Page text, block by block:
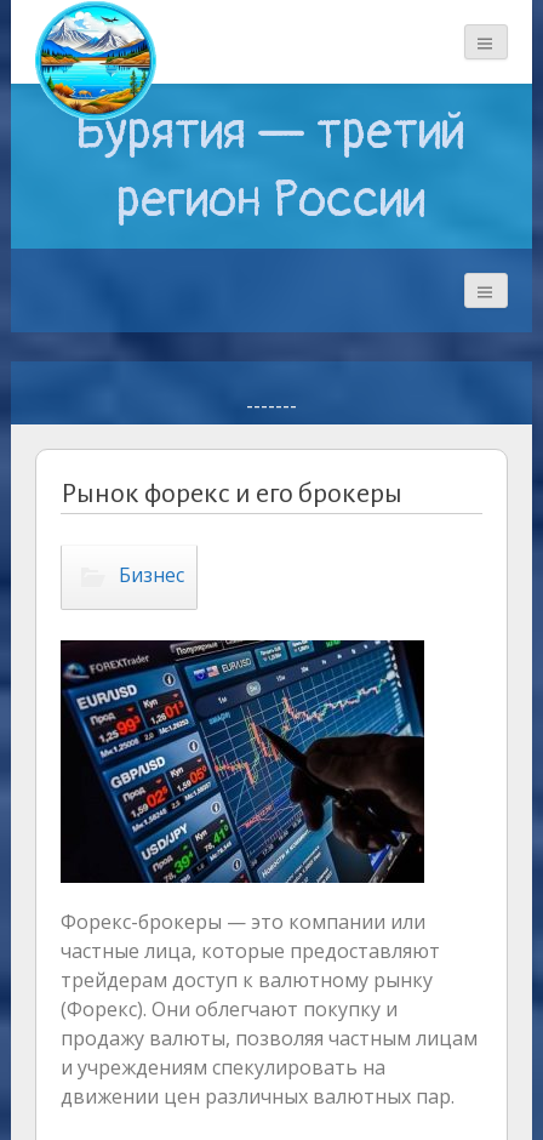
Бурятия — третий
регион России
-------
Рынок форекс и его брокеры
Бизнес
Форекс-брокеры — это компании или
частные лица, которые предоставляют
трейдерам доступ к валютному рынку
(Форекс). Они облегчают покупку и
продажу валюты, позволяя частным лицам
и учреждениям спекулировать на
движении цен различных валютных пар.